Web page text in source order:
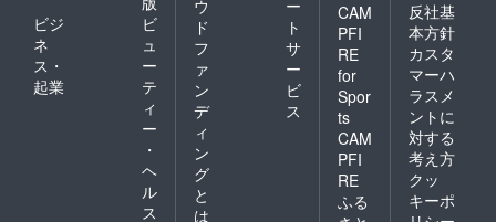
品の細
かい仕
様が変
更にな
る可能
性があ
す。 こ
のリ
ターン
に、写
ど多少
変更の
可能性
もござ
ビジ
ネ
ス・
起業
ビ
ュ
ー
テ
ィ
ー
・
ヘ
ル
ス
ウ
ド
フ
ァ
ン
デ
ィ
ン
グ
と
は
ー
ト
サ
ー
ビ
ス
CAM
PFI
RE
for
Spor
ts
CAM
PFI
RE
ふる
反社基
本方針
カスタ
マーハ
ラスメ
ントに
対する
考え方
クッ
キーポ